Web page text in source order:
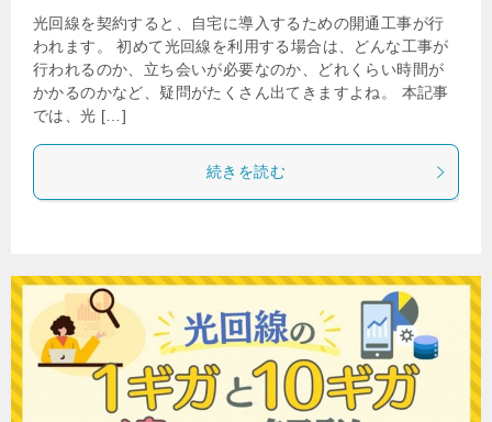
光回線を契約すると、自宅に導入するための開通工事が行
われます。 初めて光回線を利用する場合は、どんな工事が
行われるのか、立ち会いが必要なのか、どれくらい時間が
かかるのかなど、疑問がたくさん出てきますよね。 本記事
では、光 […]
続きを読む